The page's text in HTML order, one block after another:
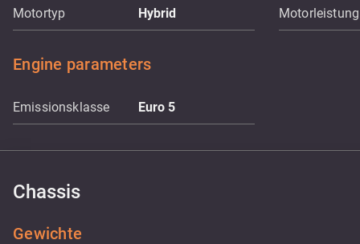
Motortyp Hybrid Motorleistung
Engine parameters
Emissionsklasse Euro 5
Chassis
Gewichte